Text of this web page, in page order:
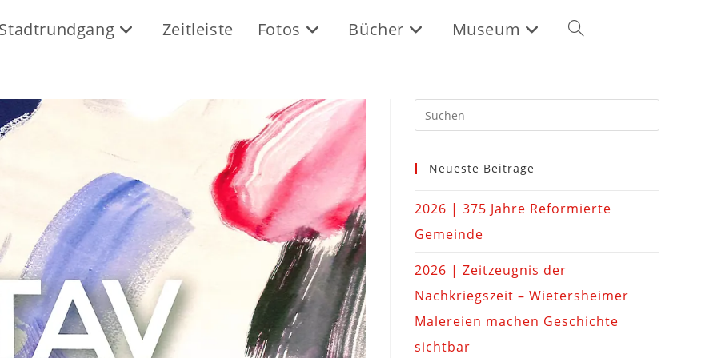
Zeitleiste Fotos Bücher Museum
Neueste Beiträge
2026 | 375 Jahre Reformierte
Gemeinde
2026 | Zeitzeugnis der
Nachkriegszeit – Wietersheimer
Malereien machen Geschichte
sichtbar